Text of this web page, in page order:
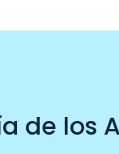
de los